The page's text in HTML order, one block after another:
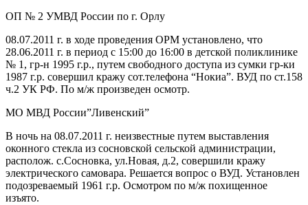
ОП № 2 УМВД России по г. Орлу
08.07.2011 г. в ходе проведения ОРМ установлено, что
28.06.2011 г. в период с 15:00 до 16:00 в детской поликлинике
№ 1, гр-н 1995 г.р., путем свободного доступа из сумки гр-ки
1987 г.р. совершил кражу сот.телефона “Нокиа”. ВУД по ст.158
ч.2 УК РФ. По м/ж произведен осмотр.
МО МВД России”Ливенский”
В ночь на 08.07.2011 г. неизвестные путем выставления
оконного стекла из сосновской сельской администрации,
располож. с.Сосновка, ул.Новая, д.2, совершили кражу
электрического самовара. Решается вопрос о ВУД. Установлен
подозреваемый 1961 г.р. Осмотром по м/ж похищенное
изъято.